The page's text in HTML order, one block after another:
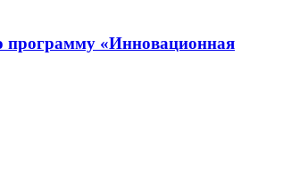
программу «Инновационная